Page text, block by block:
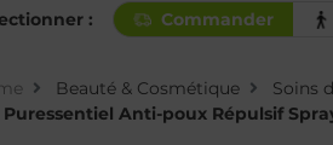
: Commander
Beauté & Cosmétique Soins
Puressentiel Anti-poux Répulsif